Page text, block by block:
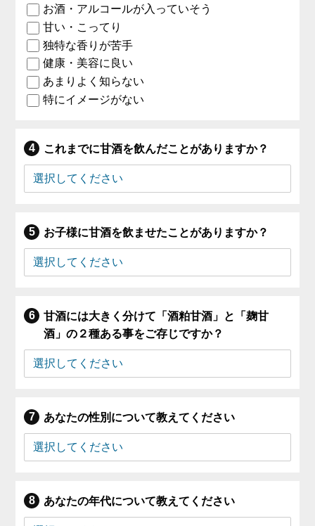
お酒・アルコールが入っていそう
甘い・こってり
独特な香りが苦手
健康・美容に良い
あまりよく知らない
特にイメージがない
これまでに甘酒を飲んだことがありますか？
お子様に甘酒を飲ませたことがありますか？
甘酒には大きく分けて「酒粕甘酒」と「麹甘
酒」の２種ある事をご存じですか？
あなたの性別について教えてください
あなたの年代について教えてください